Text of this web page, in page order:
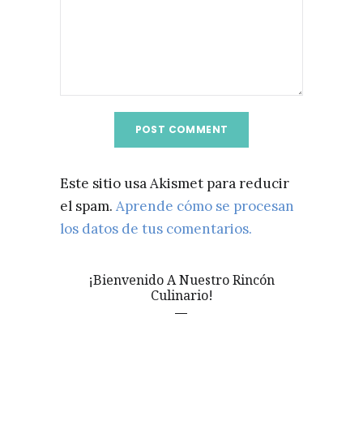
Este sitio usa Akismet para reducir
el spam. Aprende cómo se procesan
los datos de tus comentarios.
¡Bienvenido A Nuestro Rincón
Culinario!